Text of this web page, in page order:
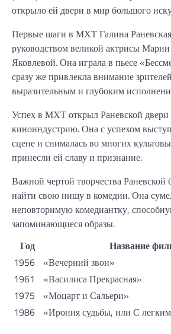
открыло ей двери в мир большого
Первые шаги в МХТ Галина
руководством великой актрисы
Яковлевой. Она играла в пьесе
сразу же привлекла внимание
выразительным и глубоким
Успех в МХТ открыл Раневской двери
киноиндустрию. Она с успехом
сцене и снималась во многих
принесли ей славу и признание.
Важной чертой творчества Раневской
найти свою нишу в комедии. Она
неповторимую комедиантку,
запоминающиеся образы.
Год
Название
1956 «Вечерний звон»
1961
«Василиса Прекрасная»
1975
«Моцарт и Сальери»
1986 «Ирония судьбы, или С